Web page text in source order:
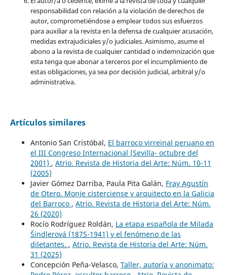
responsabilidad con relación a la violación de derechos de
autor, comprometiéndose a emplear todos sus esfuerzos
para auxiliar a la revista en la defensa de cualquier acusación,
medidas extrajudiciales y/o judiciales. Asimismo, asume el
abono a la revista de cualquier cantidad o indemnización que
esta tenga que abonar a terceros por el incumplimiento de
estas obligaciones, ya sea por decisión judicial, arbitral y/o
administrativa.
Artículos similares
Antonio San Cristóbal, El barroco virreinal peruano en
el III Congreso Internacional (Sevilla- octubre del
2001) , Atrio. Revista de Historia del Arte: Núm. 10-11
(2005)
Javier Gómez Darriba, Paula Pita Galán, Fray Agustín
de Otero. Monje cisterciense y arquitecto en la Galicia
del Barroco , Atrio. Revista de Historia del Arte: Núm.
26 (2020)
Rocío Rodríguez Roldán, La etapa española de Milada
Šindlerová (1875-1941) y el fenómeno de las
diletantes. , Atrio. Revista de Historia del Arte: Núm.
31 (2025)
Concepción Peña-Velasco, Taller, autoría y anonimato: